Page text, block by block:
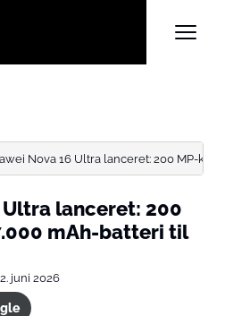
Nova 16 Ultra lanceret: 200 MP-
Ultra lanceret: 200
mAh-batteri til
2. juni 2026